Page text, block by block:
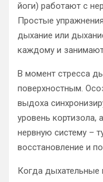
йоги) работают с
Простые
дыхание или
каждому и
В момент стресса
поверхностным.
выдоха
уровень кортизола,
нервную систему –
восстановление и
Когда дыхательные